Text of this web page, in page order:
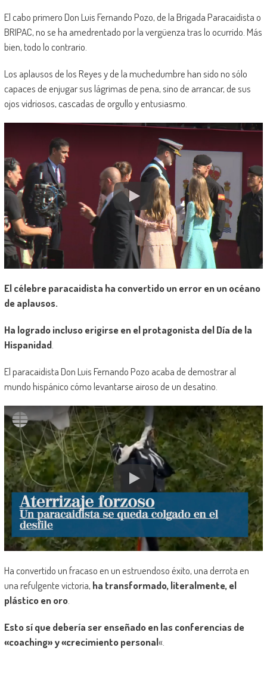
El cabo primero Don Luis Fernando Pozo, de la Brigada Paracaidista o
BRIPAC, no se ha amedrentado por la vergüenza tras lo ocurrido. Más
bien, todo lo contrario.
Los aplausos de los Reyes y de la muchedumbre han sido no sólo
capaces de enjugar sus lágrimas de pena, sino de arrancar, de sus
ojos vidriosos, cascadas de orgullo y entusiasmo.
El célebre paracaidista ha convertido un error en un océano
de aplausos.
Ha logrado incluso erigirse en el protagonista del Día de la
Hispanidad.
El paracaidista Don Luis Fernando Pozo acaba de demostrar al
mundo hispánico cómo levantarse airoso de un desatino.
Ha convertido un fracaso en un estruendoso éxito, una derrota en
una refulgente victoria, ha transformado, literalmente, el
plástico en oro.
Esto sí que debería ser enseñado en las conferencias de
«coaching» y «crecimiento personal«.